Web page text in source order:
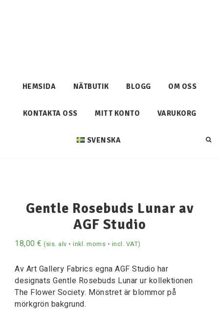
HEMSIDA NÄTBUTIK BLOGG OM OSS
KONTAKTA OSS MITT KONTO VARUKORG
SVENSKA
Gentle Rosebuds Lunar av
AGF Studio
18,00 € (sis. alv • inkl. moms • incl. VAT)
Av Art Gallery Fabrics egna AGF Studio har
designats Gentle Rosebuds Lunar ur kollektionen
The Flower Society. Mönstret är blommor på
mörkgrön bakgrund.